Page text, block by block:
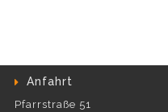
Anfahrt
Pfarrstraße 51